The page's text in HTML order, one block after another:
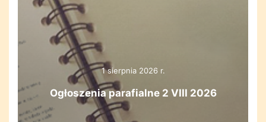
1 sierpnia 2026 r.
Ogłoszenia parafialne 2 VIII 2026